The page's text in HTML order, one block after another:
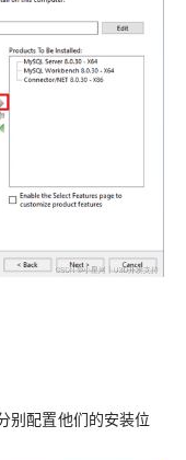
别配置他们的安装位